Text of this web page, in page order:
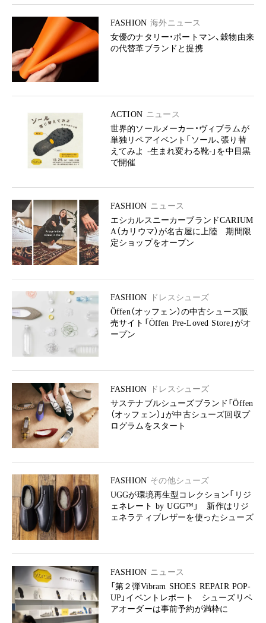
FASHION 海外ニュース
女優のナタリー・ポートマン、穀物由来
の代替革ブランドと提携
ACTION ニュース
世界的ソールメーカー・ヴィブラムが
単独リペアイベント「ソール、張り替
えてみよ -生まれ変わる靴-」を中目黒
で開催
FASHION ニュース
エシカルスニーカーブランドCARIUM
A（カリウマ）が名古屋に上陸 期間限
定ショップをオープン
FASHION
ドレスシューズ
Öffen（オッフェン）の中古シューズ販
売サイト「Öffen Pre-Loved Store」がオ
ープン
FASHION
ドレスシューズ
サステナブルシューズブランド「Öffen
（オッフェン）」が中古シューズ回収プ
ログラムをスタート
FASHION その他シューズ
UGGが環境再生型コレクション「リジ
ェネレート by UGG™」 新作はリジ
ェネラティブレザーを使ったシューズ
FASHION ニュース
「第２弾Vibram SHOES REPAIR POP-
UP」イベントレポート シューズリペ
アオーダーは事前予約が満枠に